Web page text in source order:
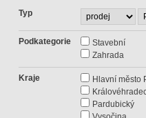
Typ
Podkategorie Stavební
Zahrada
Kraje Hlavní město
Pardubický